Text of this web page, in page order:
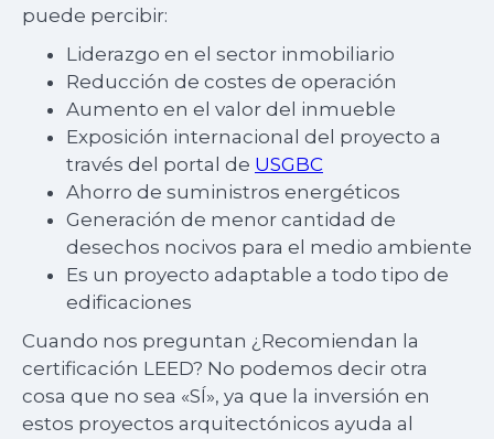
puede percibir:
Liderazgo en el sector inmobiliario
Reducción de costes de operación
Aumento en el valor del inmueble
Exposición internacional del proyecto a
través del portal de USGBC
Ahorro de suministros energéticos
Generación de menor cantidad de
desechos nocivos para el medio ambiente
Es un proyecto adaptable a todo tipo de
edificaciones
Cuando nos preguntan ¿Recomiendan la
certificación LEED? No podemos decir otra
cosa que no sea «SÍ», ya que la inversión en
estos proyectos arquitectónicos ayuda al